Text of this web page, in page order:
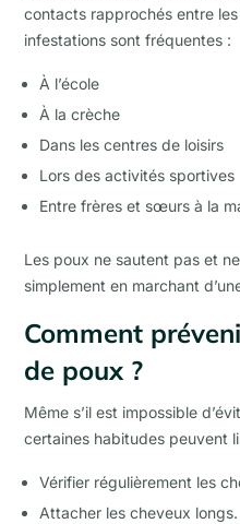
contacts rapprochés entre
infestations sont fréquentes :
À l’école
À la crèche
Dans les centres de loisirs
Lors des activités sportives
Entre frères et sœurs à la
Les poux ne sautent pas et
simplement en marchant
Comment
de poux ?
Même s’il est impossible
certaines habitudes peuvent
Vérifier régulièrement les
Attacher les cheveux longs.